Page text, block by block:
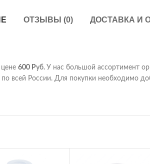
ОТЗЫВЫ (0) ДОСТАВКА И
600 Руб. У нас большой ассортимент
всей России. Для покупки необходимо